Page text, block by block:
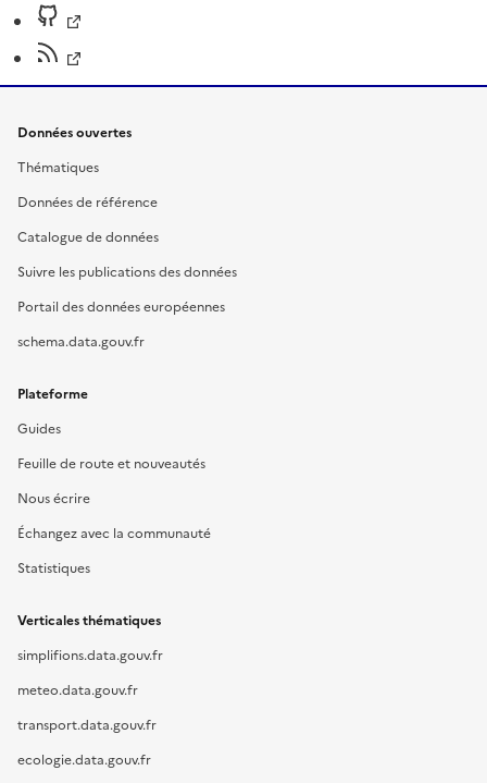
Données ouvertes
Thématiques
Données de référence
Catalogue de données
Suivre les publications des données
Portail des données européennes
schema.data.gouv.fr
Plateforme
Guides
Feuille de route et nouveautés
Nous écrire
Échangez avec la communauté
Statistiques
Verticales thématiques
simplifions.data.gouv.fr
meteo.data.gouv.fr
transport.data.gouv.fr
ecologie.data.gouv.fr